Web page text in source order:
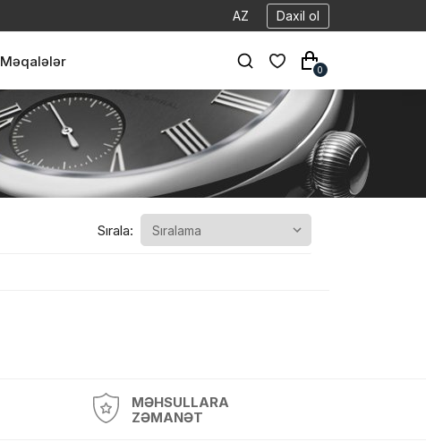
AZ Daxil ol
Məqalələr
0
Sırala:
MƏHSULLARA
ZƏMANƏT